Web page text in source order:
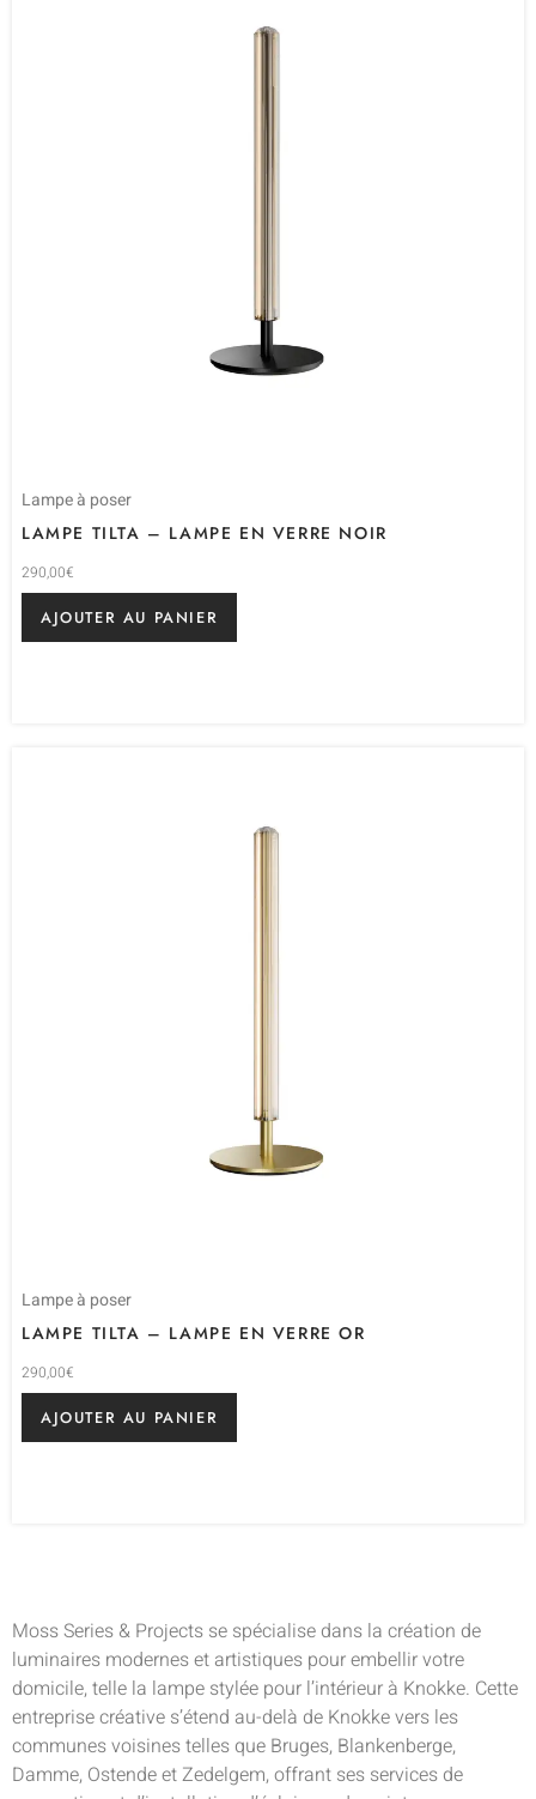
Lampe à poser
LAMPE TILTA – LAMPE EN VERRE NOIR
290,00€
AJOUTER AU PANIER
Lampe à poser
LAMPE TILTA – LAMPE EN VERRE OR
290,00€
AJOUTER AU PANIER
Moss Series & Projects se spécialise dans la création de
luminaires modernes et artistiques pour embellir votre
domicile, telle la lampe stylée pour l’intérieur à Knokke. Cette
entreprise créative s’étend au-delà de Knokke vers les
communes voisines telles que Bruges, Blankenberge,
Damme, Ostende et Zedelgem, offrant ses services de